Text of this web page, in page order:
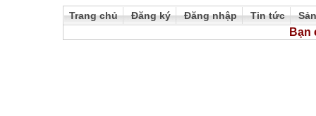
Trang chủ Đăng ký Đăng nhập Tin tức
Bạn